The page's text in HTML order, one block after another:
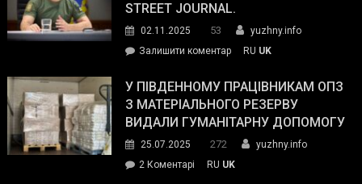
STREET JOURNAL.
02.11.2025 53
yuzhny.info
Залишити коментарon
завойовує
симпатії
виборців
The
RU UK
У ПІВДЕННОМУ ПРАЦІВНИКАМ ОПЗ
З МАТЕРІАЛЬНОГО РЕЗЕРВУ
ВИДАЛИ ГУМАНІТАРНУ ДОПОМОГУ
25.07.2025 272
yuzhny.info
2 Коментарі
RU UK